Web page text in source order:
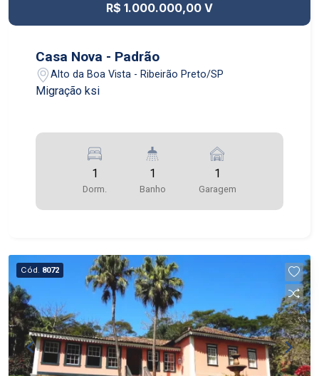
R$ 1.000.000,00 V
Casa Nova - Padrão
Alto da Boa Vista - Ribeirão Preto/SP
Migração ksi
1
Dorm.
1
Banho
1
Garagem
Cód. 8072